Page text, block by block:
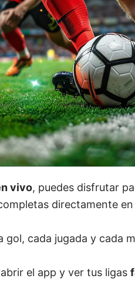
vivo, puedes disfrutar
directamente
cada jugada y cada
el app y ver tus ligas